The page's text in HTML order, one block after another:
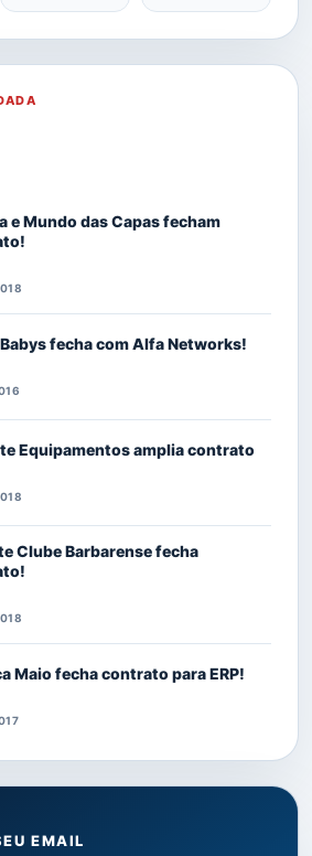
e Mundo das Capas fecham
fecha com Alfa Networks!
Equipamentos amplia contrato
Clube Barbarense fecha
Maio fecha contrato para ERP!
EMAIL